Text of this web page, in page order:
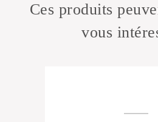
Ces produits
vous